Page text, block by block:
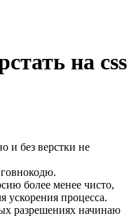
на css
и без верстки не
более менее чисто,
ускорения процесса.
разрешениях начинаю